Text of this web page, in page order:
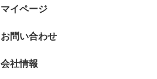
マイページ
お問い合わせ
会社情報